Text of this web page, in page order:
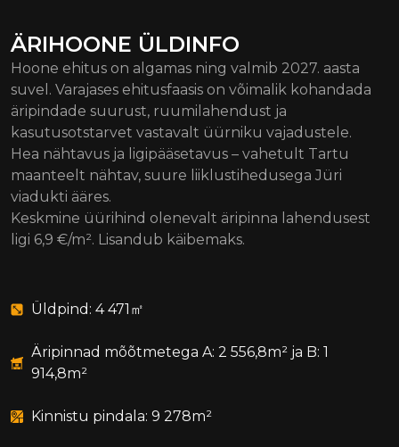
ÄRIHOONE ÜLDINFO
Hoone ehitus on algamas ning valmib 2027. aasta
suvel. Varajases ehitusfaasis on võimalik kohandada
äripindade suurust, ruumilahendust ja
kasutusotstarvet vastavalt üürniku vajadustele.
Hea nähtavus ja ligipääsetavus – vahetult Tartu
maanteelt nähtav, suure liiklustihedusega Jüri
viadukti ääres.
Keskmine üürihind olenevalt äripinna lahendusest
ligi 6,9 €/m². Lisandub käibemaks.
Üldpind: 4 471㎡
Äripinnad mõõtmetega A: 2 556,8m² ja B: 1
914,8m²
Kinnistu pindala: 9 278m²